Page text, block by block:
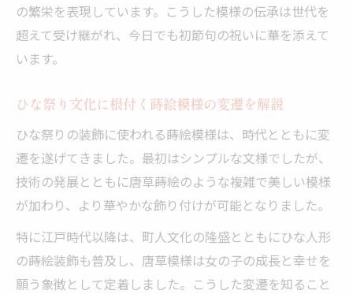
の繁栄を表現しています。こうした模様の伝承は世代を
超えて受け継がれ、今日でも初節句の祝いに華を添えて
います。
ひな祭り文化に根付く蒔絵模様の変遷を解説
ひな祭りの装飾に使われる蒔絵模様は、時代とともに変
遷を遂げてきました。最初はシンプルな文様でしたが、
技術の発展とともに唐草蒔絵のような複雑で美しい模様
が加わり、より華やかな飾り付けが可能となりました。
特に江戸時代以降は、町人文化の隆盛とともにひな人形
の蒔絵装飾も普及し、唐草模様は女の子の成長と幸せを
願う象徴として定着しました。こうした変遷を知ること